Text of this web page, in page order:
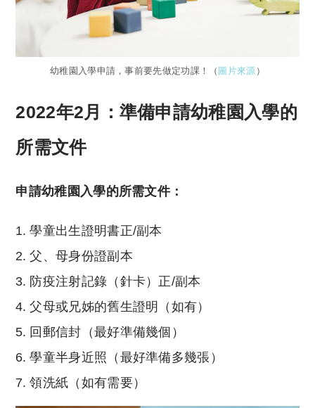
幼稚園入學申請，事前要先做定功課！（ 圖片來源 ）
2022年2月：準備申請幼稚園入學的
所需文件
申請幼稚園入學的所需文件：
學童出生證明書正/副本
父、母身份證副本
防疫注射記錄（針卡）正/副本
父母或兄姊的舊生證明（如有）
回郵信封（最好準備幾個）
學童半身近照（最好準備多幾張）
領洗紙（如有需要）